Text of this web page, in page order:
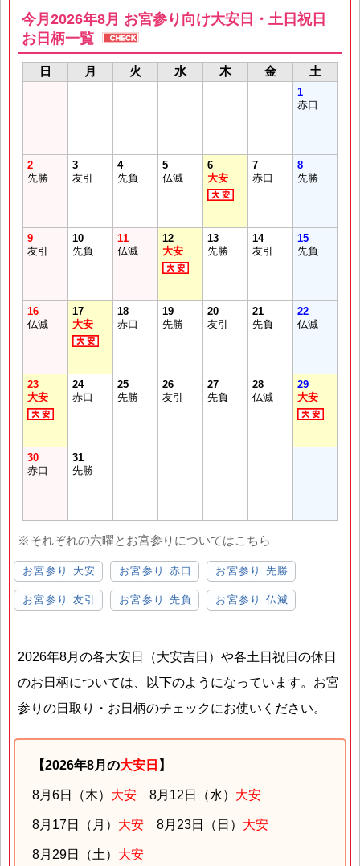
今月2026年8月 お宮参り向け大安日・土日祝日
お日柄一覧
日 月 火 水 木 金 土
1
赤口
2
先勝
3
友引
4
先負
5
仏滅
6
大安
7
赤口
8
先勝
9
友引
10
先負
11
仏滅
12
大安
13
先勝
14
友引
15
先負
16
仏滅
17
大安
18
赤口
19
先勝
20
友引
21
先負
22
仏滅
23
大安
24
赤口
25
先勝
26
友引
27
先負
28
仏滅
29
大安
30
赤口
31
先勝
※それぞれの六曜とお宮参りについてはこちら
お宮参り 大安 お宮参り 赤口 お宮参り 先勝
お宮参り 友引 お宮参り 先負 お宮参り 仏滅
2026年8月の各大安日（大安吉日）や各土日祝日の休日
のお日柄については、以下のようになっています。お宮
参りの日取り・お日柄のチェックにお使いください。
【2026年8月の大安日 】
8月6日（木） 大安 8月12日（水） 大安
8月17日（月） 大安 8月23日（日） 大安
8月29日（土） 大安